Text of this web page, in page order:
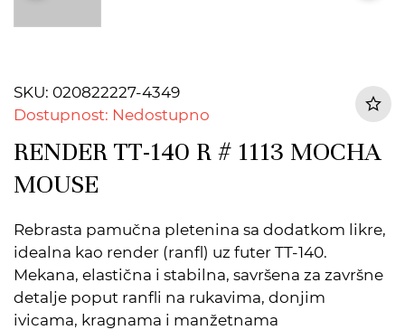
SKU: 020822227-4349
Dostupnost: Nedostupno
RENDER TT-140 R # 1113 MOCHA
MOUSE
Rebrasta pamučna pletenina sa dodatkom likre,
idealna kao render (ranfl) uz futer TT-140.
Mekana, elastična i stabilna, savršena za završne
detalje poput ranfli na rukavima, donjim
ivicama, kragnama i manžetnama